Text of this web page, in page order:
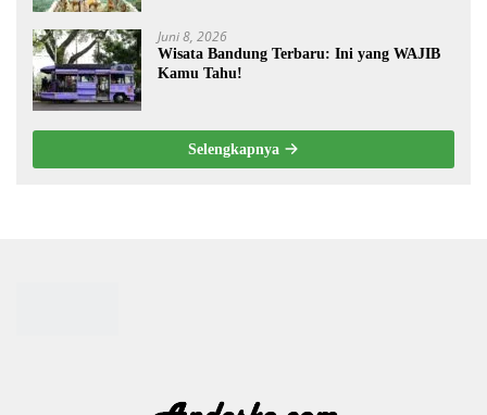
Juni 8, 2026
Wisata Bandung Terbaru: Ini yang WAJIB
Kamu Tahu!
Selengkapnya